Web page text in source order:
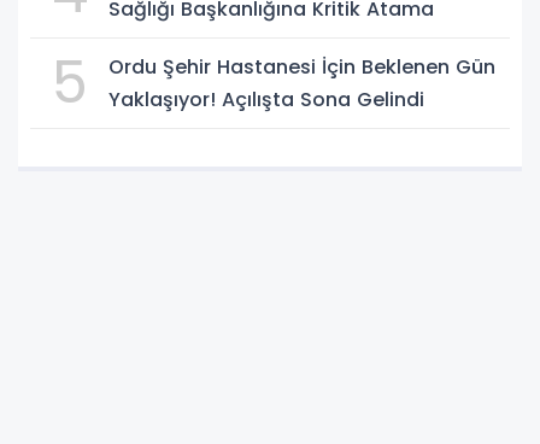
Sağlığı Başkanlığına Kritik Atama
5
Ordu Şehir Hastanesi İçin Beklenen Gün
Yaklaşıyor! Açılışta Sona Gelindi